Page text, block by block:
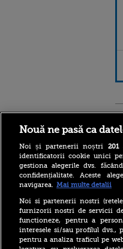
Nouă ne pasă ca
Noi și partenerii noștri 201
identificatorii cookie unici
gestiona alegerile dvs.
confidențialitate. Aceste
navigarea. Mai multe detalii
Noi si partenerii nostri
furnizorii nostri de servicii
functioneze, pentru a
interesele si/sau profilul dvs.,
pentru a analiza traficul pe